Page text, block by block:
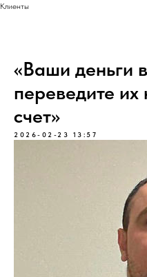
Клиенты
«Ваши деньги
переведите
счет»
2026-02-23 13:57